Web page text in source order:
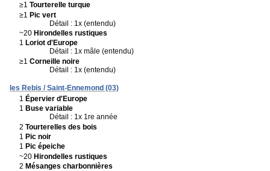
≥1 Tourterelle turque
≥1 Pic vert
Détail : 1x (entendu)
~20 Hirondelles rustiques
1 Loriot d'Europe
Détail : 1x mâle (entendu)
≥1 Corneille noire
Détail : 1x (entendu)
les Rebis / Saint-Ennemond (03)
1 Épervier d'Europe
1 Buse variable
Détail : 1x 1re année
2 Tourterelles des bois
1 Pic noir
1 Pic épeiche
~20 Hirondelles rustiques
2 Mésanges charbonnières